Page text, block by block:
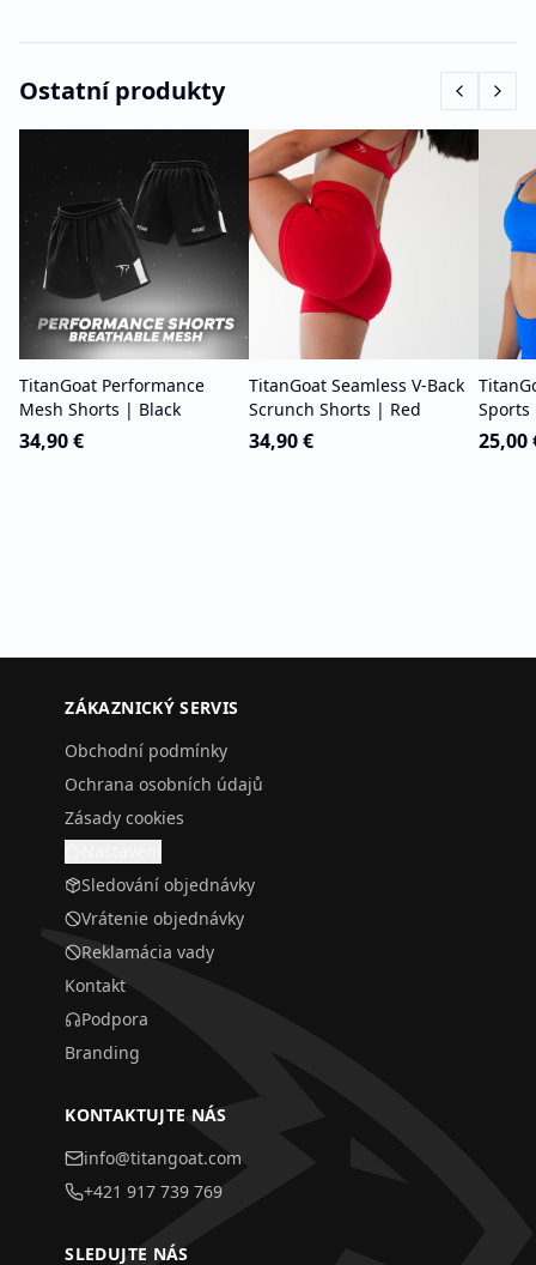
Ostatní produkty
TitanGoat Performance
Mesh Shorts | Black
34,90 €
TitanGoat Seamless V-Back
Scrunch Shorts | Red
34,90 € 25,00
ZÁKAZNICKÝ SERVIS
Obchodní podmínky
Ochrana osobních údajů
Zásady cookies
Sledování objednávky
Vrátenie objednávky
Reklamácia vady
Kontakt
Podpora
Branding
KONTAKTUJTE NÁS
info@titangoat.com
+421 917 739 769
SLEDUJTE NÁS